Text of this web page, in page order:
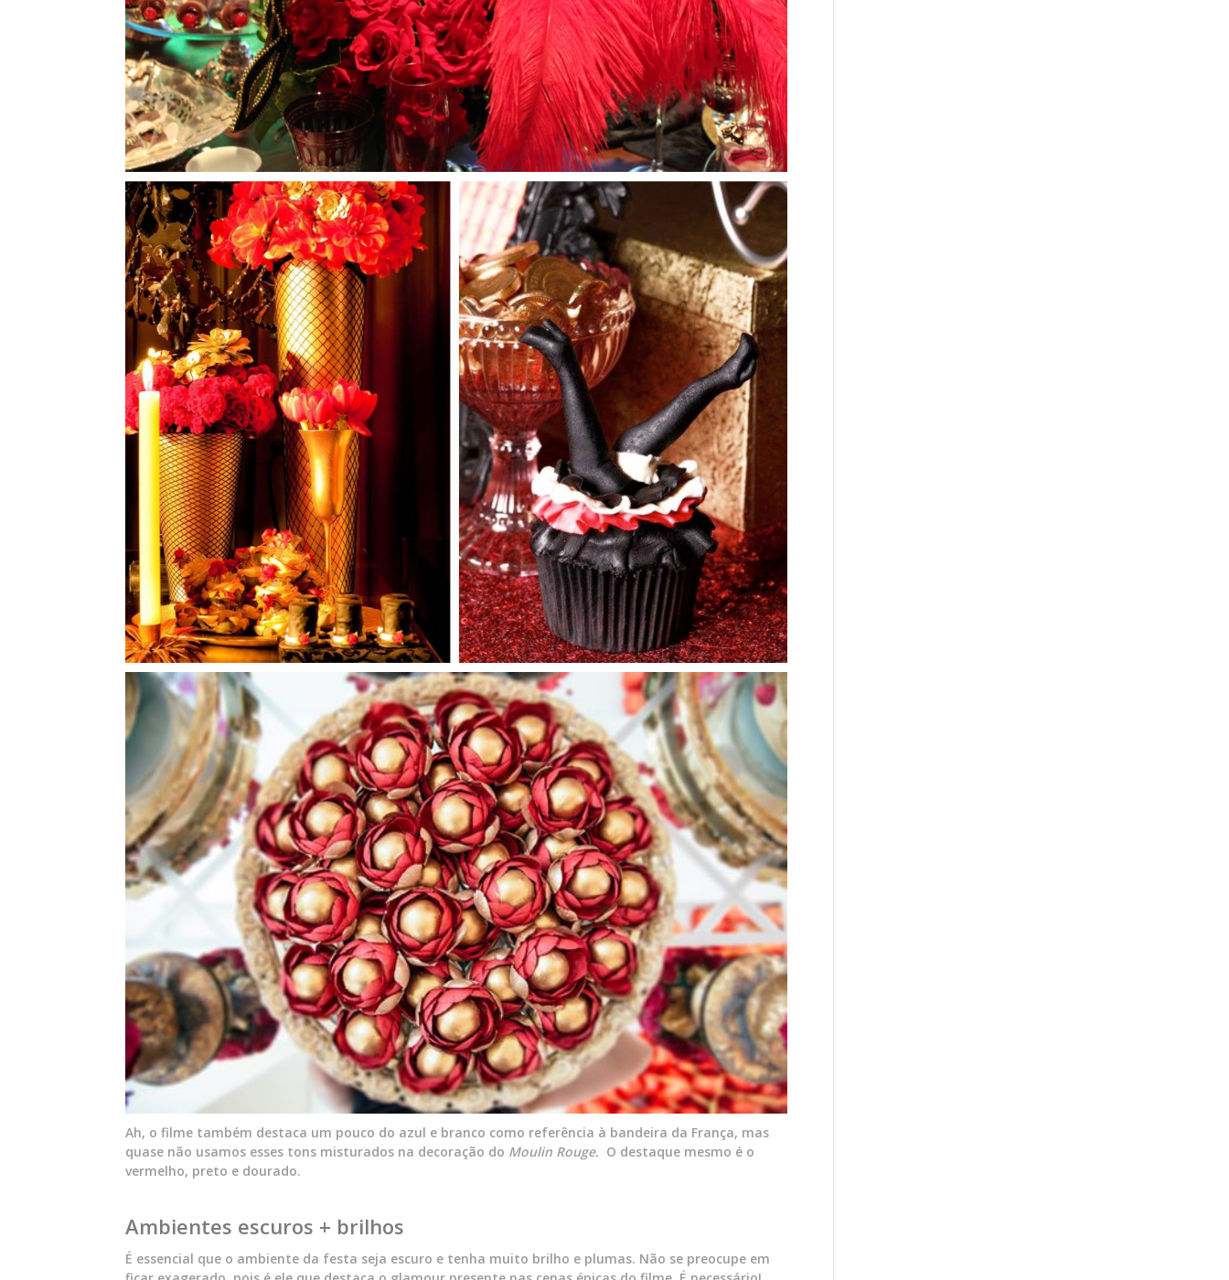
Ah, o filme também destaca um pouco do azul e branco como referência à bandeira da França, mas
quase não usamos esses tons misturados na decoração do Moulin Rouge. O destaque mesmo é o
vermelho, preto e dourado.
Ambientes escuros + brilhos
É essencial que o ambiente da festa seja escuro e tenha muito brilho e plumas. Não se preocupe em